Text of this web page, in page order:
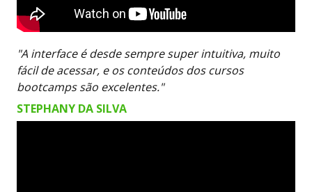
"A interface é desde sempre super intuitiva, muito
fácil de acessar, e os conteúdos dos cursos
bootcamps são excelentes."
STEPHANY DA SILVA